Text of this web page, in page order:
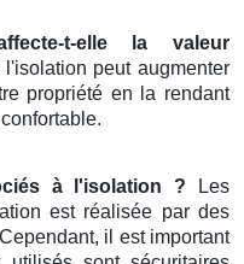
t-elle la valeur
peut augmenter
propriété en la rendant
à l'isolation ? Les
est réalisée par des
il est important